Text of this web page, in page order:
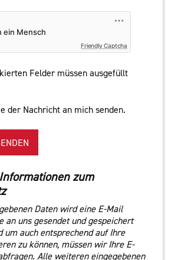
Friendly Captcha
Felder müssen ausgefüllt
der Nachricht an mich senden.
Informationen zum
Daten wird eine E-Mail
an uns gesendet und gespeichert
um auch entsprechend auf Ihre
zu können, müssen wir Ihre E-
Alle weiteren eingegebenen